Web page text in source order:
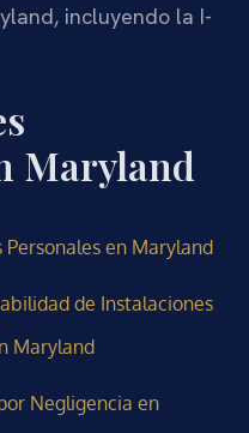
incluyendo la I-
Maryland
en Maryland
de Instalaciones
Maryland
Negligencia en